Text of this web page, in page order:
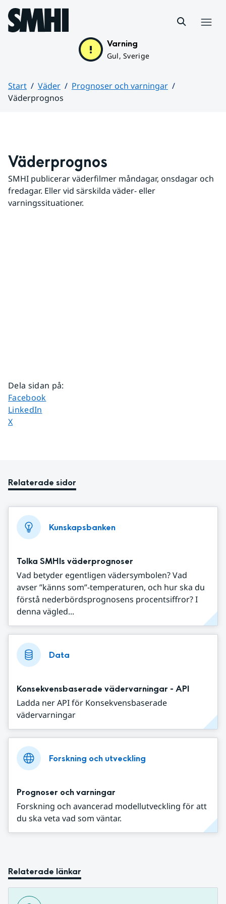
Hoppa till sidans innehåll
Varning
Gul, Sverige
Start Väder
Prognoser och varningar
Väderprognos
Väderprognos
SMHI publicerar väderfilmer måndagar, onsdagar och
fredagar. Eller vid särskilda väder- eller
varningssituationer.
Dela sidan på:
Dela sidan på
Facebook
Dela sidan på
LinkedIn
Dela sidan på
X
Relaterade sidor
Kunskapsbanken
Tolka SMHIs väderprognoser
Vad betyder egentligen vädersymbolen? Vad
avser ”känns som”-temperaturen, och hur ska du
förstå nederbördsprognosens procentsiffror? I
denna vägled...
Data
Konsekvensbaserade vädervarningar - API
Ladda ner API för Konsekvensbaserade
vädervarningar
Forskning och utveckling
Prognoser och varningar
Forskning och avancerad modellutveckling för att
du ska veta vad som väntar.
Relaterade länkar